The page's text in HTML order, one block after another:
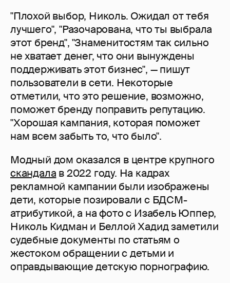
"Плохой выбор, Николь. Ожидал от тебя
лучшего", "Разочарована, что ты выбрала
этот бренд", "Знаменитостям так сильно
не хватает денег, что они вынуждены
поддерживать этот бизнес", — пишут
пользователи в сети. Некоторые
отметили, что это решение, возможно,
поможет бренду поправить репутацию.
"Хорошая кампания, которая поможет
нам всем забыть то, что было".
Модный дом оказался в центре крупного
скандала в 2022 году. На кадрах
рекламной кампании были изображены
дети, которые позировали с БДСМ-
атрибутикой, а на фото с Изабель Юппер,
Николь Кидман и Беллой Хадид заметили
судебные документы по статьям о
жестоком обращении с детьми и
оправдывающие детскую порнографию.